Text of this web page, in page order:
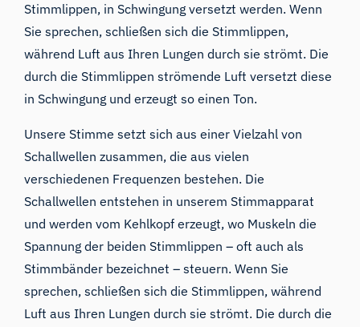
Stimmlippen, in Schwingung versetzt werden. Wenn
Sie sprechen, schließen sich die Stimmlippen,
während Luft aus Ihren Lungen durch sie strömt. Die
durch die Stimmlippen strömende Luft versetzt diese
in Schwingung und erzeugt so einen Ton.
Unsere Stimme setzt sich aus einer Vielzahl von
Schallwellen zusammen, die aus vielen
verschiedenen Frequenzen bestehen. Die
Schallwellen entstehen in unserem Stimmapparat
und werden vom Kehlkopf erzeugt, wo Muskeln die
Spannung der beiden Stimmlippen – oft auch als
Stimmbänder bezeichnet – steuern. Wenn Sie
sprechen, schließen sich die Stimmlippen, während
Luft aus Ihren Lungen durch sie strömt. Die durch die